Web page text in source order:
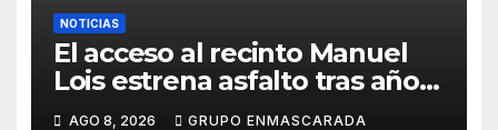
NOTICIAS
El acceso al recinto Manuel
Lois estrena asfalto tras años
de espera
AGO 8, 2026 GRUPO ENMASCARADA